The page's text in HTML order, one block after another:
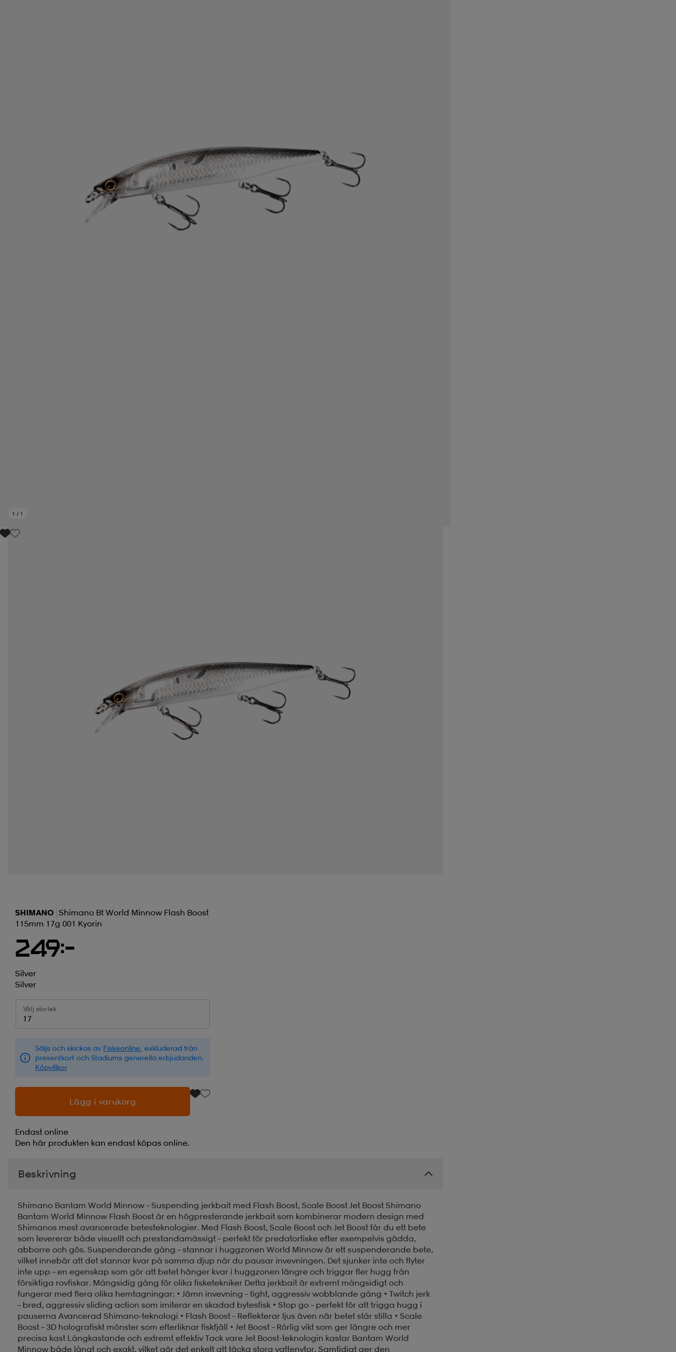
1 / 1
SHIMANO Shimano Bt World Minnow Flash Boost
115mm 17g 001 Kyorin
249:-
Silver
Silver
Välj storlek
17
Säljs och skickas av Fiskeonline , exkluderad från
presentkort och Stadiums generella erbjudanden.
Köpvillkor
Lägg i varukorg
Endast online
Den här produkten kan endast köpas online.
Beskrivning
Shimano Bantam World Minnow – Suspending jerkbait med Flash Boost, Scale Boost Jet Boost Shimano
Bantam World Minnow Flash Boost är en högpresterande jerkbait som kombinerar modern design med
Shimanos mest avancerade betesteknologier. Med Flash Boost, Scale Boost och Jet Boost får du ett bete
som levererar både visuellt och prestandamässigt – perfekt för predatorfiske efter exempelvis gädda,
abborre och gös. Suspenderande gång – stannar i huggzonen World Minnow är ett suspenderande bete,
vilket innebär att det stannar kvar på samma djup när du pausar invevningen. Det sjunker inte och flyter
inte upp – en egenskap som gör att betet hänger kvar i huggzonen längre och triggar fler hugg från
försiktiga rovfiskar. Mångsidig gång för olika fisketekniker Detta jerkbait är extremt mångsidigt och
fungerar med flera olika hemtagningar: • Jämn invevning – tight, aggressiv wobblande gång • Twitch jerk
– bred, aggressiv sliding action som imiterar en skadad bytesfisk • Stop go – perfekt för att trigga hugg i
pauserna Avancerad Shimano-teknologi • Flash Boost – Reflekterar ljus även när betet står stilla • Scale
Boost – 3D holografiskt mönster som efterliknar fiskfjäll • Jet Boost – Rörlig vikt som ger längre och mer
precisa kast Långkastande och extremt effektiv Tack vare Jet Boost-teknologin kastar Bantam World
Minnow både långt och exakt, vilket gör det enkelt att täcka stora vattenytor. Samtidigt ger den